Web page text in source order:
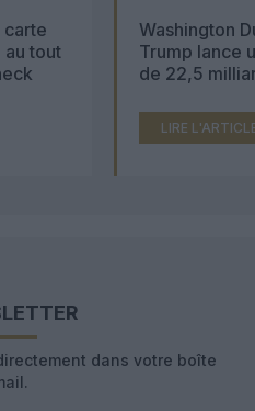
carte
au tout
Washington
Trump lance
de 22,5
LIRE
dans votre boîte